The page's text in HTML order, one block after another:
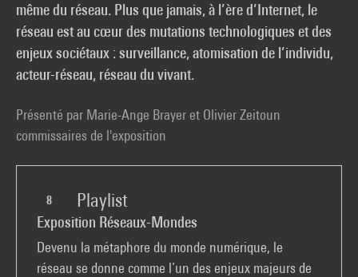
même du réseau. Plus que jamais, à l’ère d’Internet, le
réseau est au cœur des mutations technologiques et des
enjeux sociétaux : surveillance, atomisation de l’individu,
acteur-réseau, réseau du vivant.
Présenté par Marie-Ange Brayer et Olivier Zeitoun
commissaires de l'exposition
8 Playlist
Exposition Réseaux-Mondes
Devenu la métaphore du monde numérique, le
réseau se donne comme l’un des enjeux majeurs de